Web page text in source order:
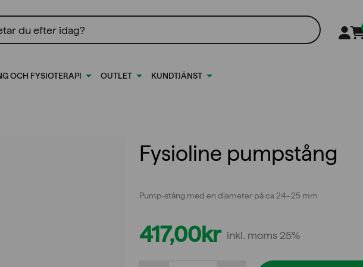
OCH FYSIOTERAPI OUTLET KUNDTJÄNST
Fysioline pumpstång
Pump-stång med en diameter på ca 24–25 mm
417,00kr inkl. moms 25%